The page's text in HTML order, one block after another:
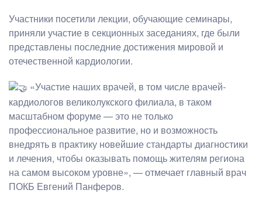
Участники посетили лекции, обучающие семинары,
приняли участие в секционных заседаниях, где были
представлены последние достижения мировой и
отечественной кардиологии.
«Участие наших врачей, в том числе врачей-
кардиологов великолукского филиала, в таком
масштабном форуме — это не только
профессиональное развитие, но и возможность
внедрять в практику новейшие стандарты диагностики
и лечения, чтобы оказывать помощь жителям региона
на самом высоком уровне», — отмечает главный врач
ПОКБ Евгений Панферов.